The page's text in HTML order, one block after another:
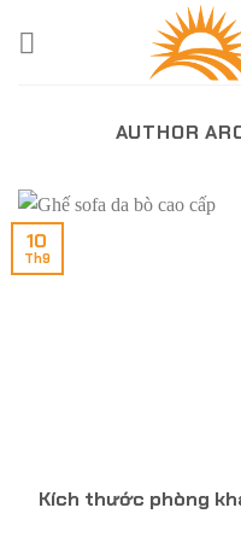
AUTHOR
Kích thước phòng
10
Th9